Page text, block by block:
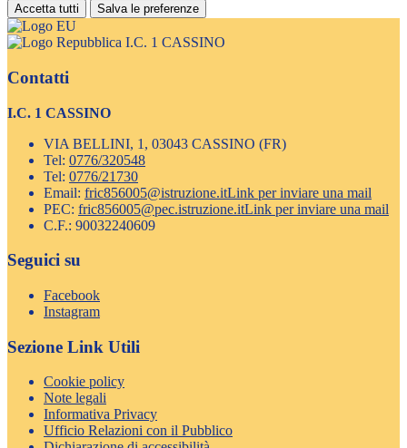
Accetta tutti Salva le preferenze
I.C. 1 CASSINO
Contatti
I.C. 1 CASSINO
VIA BELLINI, 1, 03043 CASSINO (FR)
Tel: 0776/320548
Tel: 0776/21730
Email: fric856005@istruzione.itLink per inviare una mail
PEC: fric856005@pec.istruzione.itLink per inviare una mail
C.F.: 90032240609
Seguici su
Facebook
Instagram
Sezione Link Utili
Cookie policy
Note legali
Informativa Privacy
Ufficio Relazioni con il Pubblico